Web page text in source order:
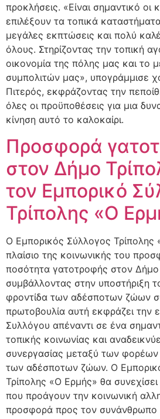
προκλήσεις. «Είναι σημαντικό
επιλέξουν τα τοπικά
μεγάλες εκπτώσεις και πολύ
όλους. Στηρίζοντας την τοπική
οικονομία της πόλης μας και το
συμπολιτών μας», υπογράμμισε
Πιτερός, εκφράζοντας την
όλες οι προϋποθέσεις για μια
κίνηση αυτό το καλοκαίρι.
Προσφορά
στον Δήμο
τον Εμπορικό
Τρίπολης «Ο
Ο Εμπορικός Σύλλογος Τρίπολης
πλαίσιο της κοινωνικής του
ποσότητα γατοτροφής στον Δήμο
συμβάλλοντας στην υποστήριξη
φροντίδα των αδέσποτων ζώων
πρωτοβουλία αυτή εκφράζει την
Συλλόγου απέναντι σε ένα
τοπικής κοινωνίας και
συνεργασίας μεταξύ των φορέων
των αδέσποτων ζώων. Ο
Τρίπολης «Ο Ερμής» θα συνεχίσει
που προάγουν την κοινωνική
προσφορά προς τον συνάνθρωπο